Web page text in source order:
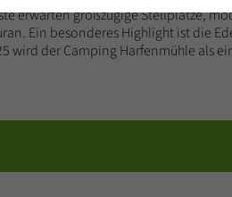
erwarten großzügige Stellplätze,
Ein besonderes Highlight ist die
wird der Camping Harfenmühle als